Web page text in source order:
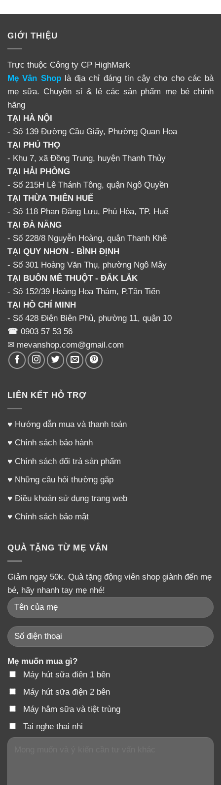
GIỚI THIỆU
Trực thuộc Công ty CP HighMark
Mẹ Vân Shoplà địa chỉ đáng tin cậy cho cho các bà
mẹ sữa. Chuyên sỉ & lẻ các sản phẩm mẹ bé chính
hãng
TẠI HÀ NỘI
- Số 139 Đường Cầu Giấy, Phường Quan Hoa
TẠI PHÚ THỌ
- Khu 7, xã Đồng Trung, huyện Thanh Thủy
TẠI HẢI PHÒNG
- Số 215H Lê Thánh Tông, quận Ngô Quyền
TẠI THỪA THIÊN HUẾ
- Số 118 Phan Đăng Lưu, Phú Hòa, TP. Huế
TẠI ĐÀ NẴNG
- Số 228/8 Nguyễn Hoàng, quận Thanh Khê
TẠI QUY NHƠN - BÌNH ĐỊNH
- Số 301 Hoàng Văn Thụ, phường Ngô Mây
TẠI BUÔN MÊ THUỘT - ĐẮK LẮK
- Số 152/39 Hoàng Hoa Thám, P.Tân Tiến
TẠI HỒ CHÍ MINH
- Số 428 Điện Biên Phủ, phường 11, quận 10
☎ 0903 57 53 56
✉ mevanshop.com@gmail.com
LIÊN KẾT HỖ TRỢ
♥ Hướng dẫn mua và thanh toán
♥ Chính sách bảo hành
♥ Chính sách đổi trả sản phẩm
♥ Những câu hỏi thường gặp
♥ Điều khoản sử dụng trang web
♥ Chính sách bảo mật
QUÀ TẶNG TỪ MẸ VÂN
Giảm ngay 50k. Quà tặng động viên shop giành đến mẹ
bé, hãy nhanh tay mẹ nhé!
Mẹ muốn mua gì?
Máy hút sữa điện 1 bên
Máy hút sữa điện 2 bên
Máy hâm sữa và tiệt trùng
Tai nghe thai nhi